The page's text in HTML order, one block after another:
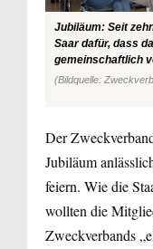
Jubiläum: Seit
Saar dafür, dass
gemeinschaftlich
(Bildquelle:
Der
Jubiläum
feiern. Wie die
wollten die
Zweckverbands